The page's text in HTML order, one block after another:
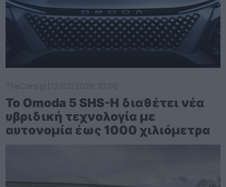
Το Omoda 5 SHS-H διαθέτει νέα
υβριδική τεχνολογία με
αυτονομία έως 1000 χιλιόμετρα